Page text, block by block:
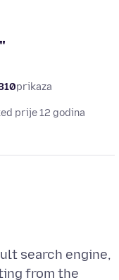
prikaza
prije 12 godina
search engine,
from the